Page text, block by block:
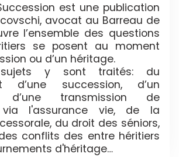
est une publication
avocat au Barreau de
l’ensemble des questions
se posent au moment
ou d’un héritage.
y sont traités: du
d’une succession, d’un
d’une transmission de
via l'assurance vie, de la
du droit des séniors,
conflits des entre héritiers
d'héritage…